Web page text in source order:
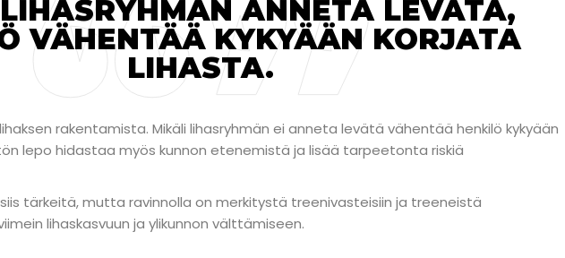
ANNETA LEVÄTÄ,
VÄHENTÄÄ KYKYÄÄN KORJATA
LIHASTA.
rakentamista. Mikäli lihasryhmän ei anneta levätä vähentää henkilö kykyään
lepo hidastaa myös kunnon etenemistä ja lisää tarpeetonta riskiä
tärkeitä, mutta ravinnolla on merkitystä treenivasteisiin ja treeneistä
lihaskasvuun ja ylikunnon välttämiseen.